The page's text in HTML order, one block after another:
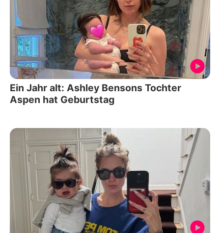
Ein Jahr alt: Ashley Bensons Tochter
Aspen hat Geburtstag